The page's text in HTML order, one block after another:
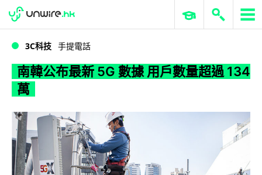
南韓公布最新 5G 數據 用戶數量超過 134 萬
WWDC 2026 ERP 與商業 AI
3C科技 手提電話
南韓公布最新 5G 數據 用戶數量超過 134
萬